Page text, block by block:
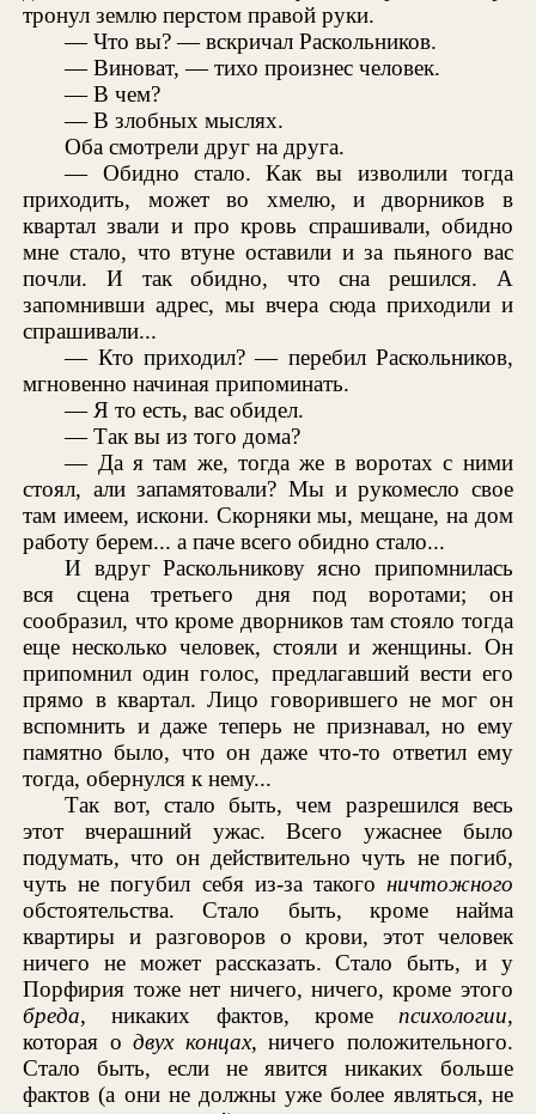
тронул землю перстом правой руки.
— Что вы? — вскричал Раскольников.
— Виноват, — тихо произнес человек.
— В чем?
— В злобных мыслях.
Оба смотрели друг на друга.
— Обидно стало. Как вы изволили тогда
приходить, может во хмелю, и дворников в
квартал звали и про кровь спрашивали, обидно
мне стало, что втуне оставили и за пьяного вас
почли. И так обидно, что сна решился. А
запомнивши адрес, мы вчера сюда приходили и
спрашивали...
— Кто приходил? — перебил Раскольников,
мгновенно начиная припоминать.
— Я то есть, вас обидел.
— Так вы из того дома?
— Да я там же, тогда же в воротах с ними
стоял, али запамятовали? Мы и рукомесло свое
там имеем, искони. Скорняки мы, мещане, на дом
работу берем... а паче всего обидно стало...
И вдруг Раскольникову ясно припомнилась
вся сцена третьего дня под воротами; он
сообразил, что кроме дворников там стояло тогда
еще несколько человек, стояли и женщины. Он
припомнил один голос, предлагавший вести его
прямо в квартал. Лицо говорившего не мог он
вспомнить и даже теперь не признавал, но ему
памятно было, что он даже что-то ответил ему
тогда, обернулся к нему...
Так вот, стало быть, чем разрешился весь
этот вчерашний ужас. Всего ужаснее было
подумать, что он действительно чуть не погиб,
чуть не погубил себя из-за такого ничтожного
обстоятельства. Стало быть, кроме найма
квартиры и разговоров о крови, этот человек
ничего не может рассказать. Стало быть, и у
Порфирия тоже нет ничего, ничего, кроме этого
бреда, никаких фактов, кроме психологии,
которая одвух концах, ничего положительного.
Стало быть, если не явится никаких больше
фактов (а они не должны уже более являться, не